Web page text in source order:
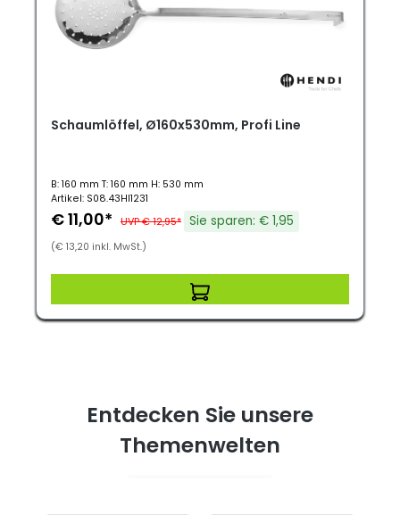
Schaumlöffel, Ø160x530mm, Profi Line
B: 160 mm T: 160 mm H: 530 mm
Artikel: S08.43HI1231
€ 11,00* UVP € 12,95* Sie sparen: € 1,95
(€ 13,20 inkl. MwSt.)
Entdecken Sie unsere
Themenwelten